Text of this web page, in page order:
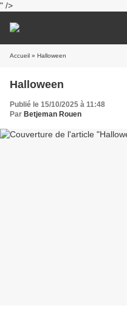
" />
Accueil » Halloween
Halloween
Publié le 15/10/2025 à 11:48
Par Betjeman Rouen